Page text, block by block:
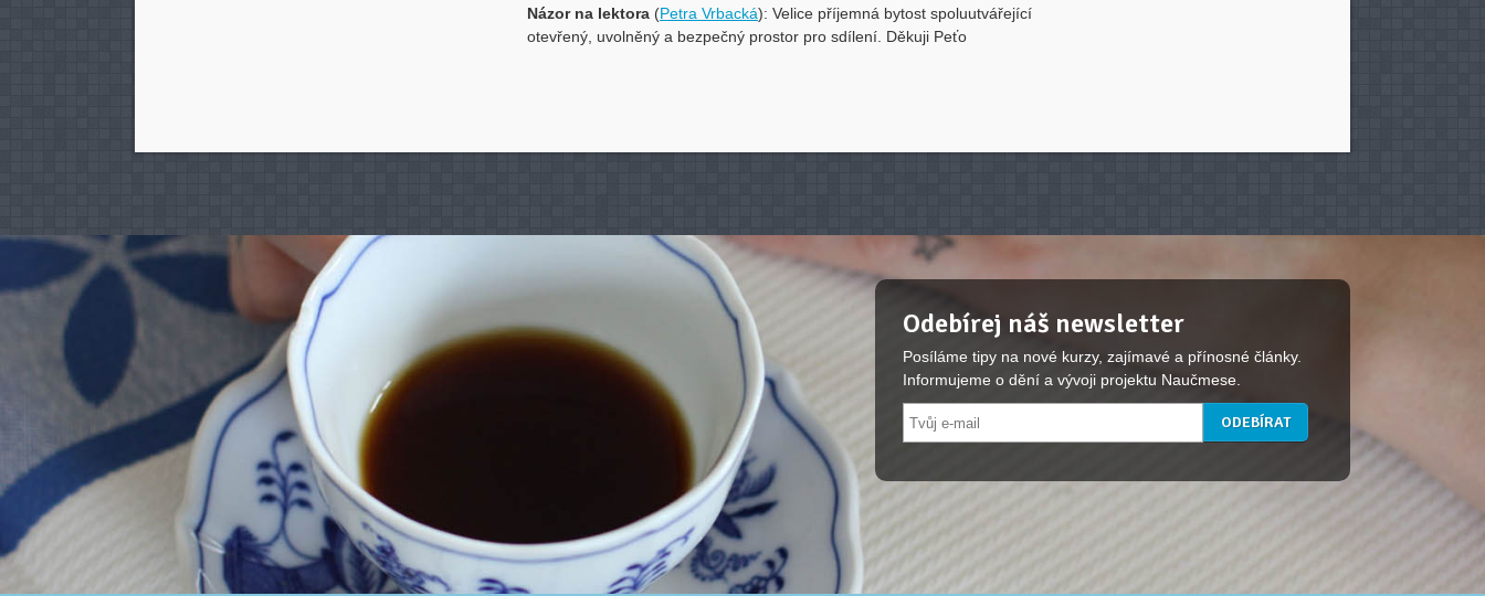
Názor na lektora (Petra Vrbacká): Velice příjemná bytost spoluutvářející
otevřený, uvolněný a bezpečný prostor pro sdílení. Děkuji Peťo
Odebírej náš newsletter
Posíláme tipy na nové kurzy, zajímavé a přínosné články.
Informujeme o dění a vývoji projektu Naučmese.